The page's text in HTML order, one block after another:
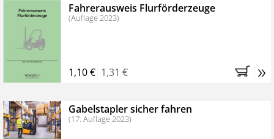
Fahrerausweis Flurförderzeuge
(Auflage 2023)
1,10 € 1,31 € »
Gabelstapler sicher fahren
(17. Auflage 2023)